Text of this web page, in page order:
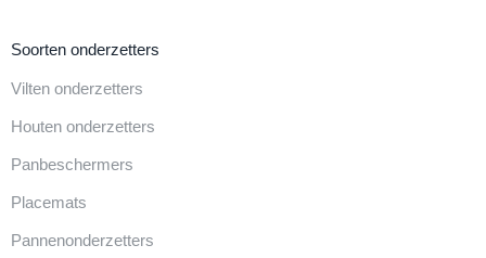
Soorten onderzetters
Vilten onderzetters
Houten onderzetters
Panbeschermers
Placemats
Pannenonderzetters